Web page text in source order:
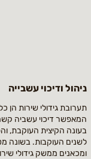
ניהול ודיכוי עשבייה
תערובת גידולי שירות הן
המאפשר דיכוי עשביה
בעונה הקיצית העוקבת,
לשנים העוקבות. בשונה
ומכאנים ממשק גידולי